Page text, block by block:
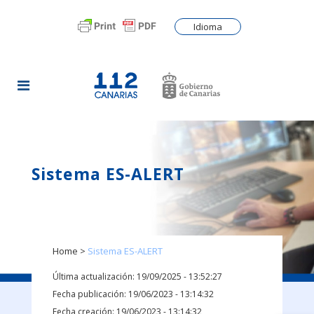
Idioma
Sistema ES-ALERT
Home > Sistema ES-ALERT
Última actualización: 19/09/2025 - 13:52:27
Fecha publicación: 19/06/2023 - 13:14:32